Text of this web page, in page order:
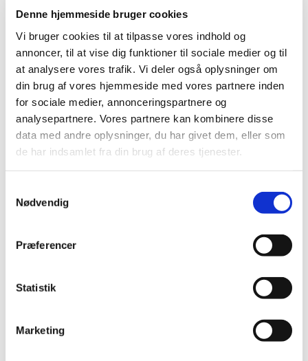
Denne hjemmeside bruger cookies
Vi bruger cookies til at tilpasse vores indhold og
annoncer, til at vise dig funktioner til sociale medier og til
at analysere vores trafik. Vi deler også oplysninger om
din brug af vores hjemmeside med vores partnere inden
for sociale medier, annonceringspartnere og
analysepartnere. Vores partnere kan kombinere disse
data med andre oplysninger, du har givet dem, eller som
de har indsamlet fra din brug af deres tjenester.
Nødvendig
Præferencer
Statistik
Marketing
Agnus Dei
Only your love
Lover of my soul